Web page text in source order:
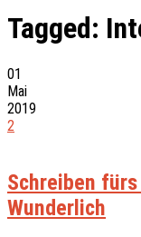
Tagged:
01
Mai
2019
2
Schreiben
Wunderlich